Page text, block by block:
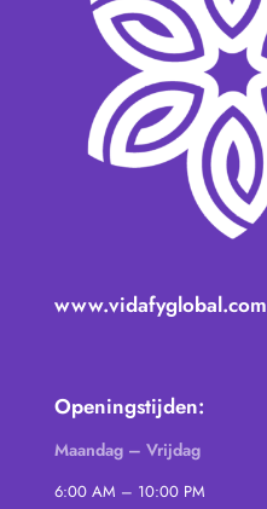
www.vidafyglobal.com
Openingstijden:
Maandag – Vrijdag
6:00 AM – 10:00 PM